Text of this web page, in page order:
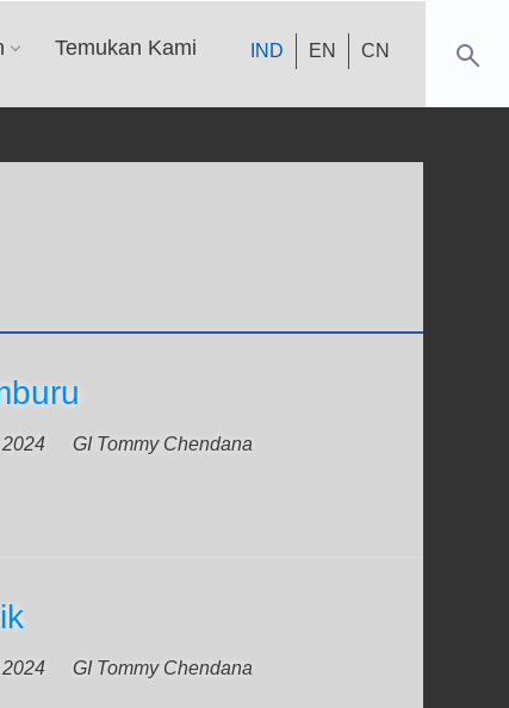
IND EN CN
Temukan Kami
GI Tommy Chendana
GI Tommy Chendana